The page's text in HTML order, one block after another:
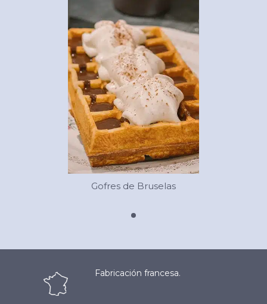
Gofres de Bruselas
Fabricación francesa.